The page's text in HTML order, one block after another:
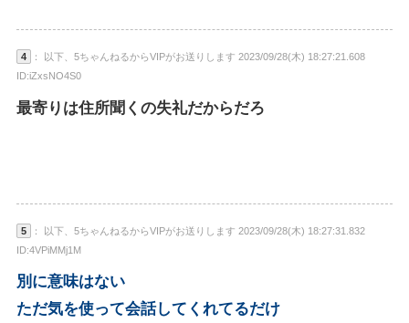
4
： 以下、5ちゃんねるからVIPがお送りします 2023/09/28(木) 18:27:21.608
ID:iZxsNO4S0
最寄りは住所聞くの失礼だからだろ
5
： 以下、5ちゃんねるからVIPがお送りします 2023/09/28(木) 18:27:31.832
ID:4VPiMMj1M
別に意味はない
ただ気を使って会話してくれてるだけ